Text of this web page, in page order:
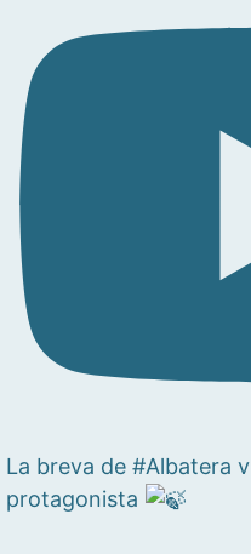
La breva de #Albatera
protagonista